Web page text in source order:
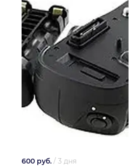
600 руб. / 3 дня